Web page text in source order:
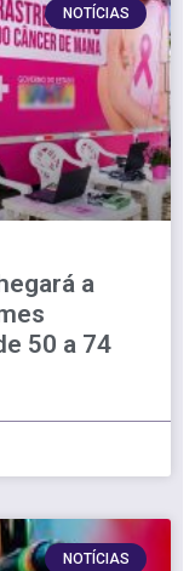
NOTÍCIAS
a
50 a 74
NOTÍCIAS